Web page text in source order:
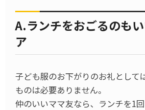
A.ランチをおごるのも
ア
子ども服のお下がりのお礼として
ものは必要ありません。
仲のいいママ友なら、ランチを1